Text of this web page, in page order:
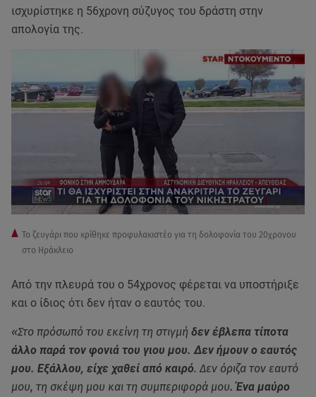
ισχυρίστηκε η 56χρονη σύζυγος του δράστη στην
απολογία της.
To ζευγάρι που κρίθηκε προφυλακιστέο για τη δολοφονία του 20χρονου
στο Ηράκλειο
Από την πλευρά του ο 54χρονος φέρεται να υποστήριξε
και ο ίδιος ότι δεν ήταν ο εαυτός του.
«Στο πρόσωπό του εκείνη τη στιγμή δεν έβλεπα τίποτα
άλλο παρά τον φονιά του γιου μου. Δεν ήμουν ο εαυτός
μου. Εξάλλου, είχε χαθεί από καιρό. Δεν όριζα τον εαυτό
μου, τη σκέψη μου και τη συμπεριφορά μου. Ένα μαύρο